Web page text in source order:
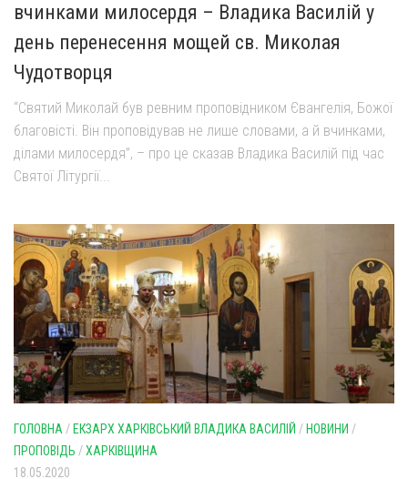
вчинками милосердя – Владика Василій у
день перенесення мощей св. Миколая
Чудотворця
“Святий Миколай був ревним проповідником Євангелія, Божої
благовісті. Він проповідував не лише словами, а й вчинками,
ділами милосердя”, – про це сказав Владика Василій під час
Святої Літургії...
ГОЛОВНА / ЕКЗАРХ ХАРКІВСЬКИЙ ВЛАДИКА ВАСИЛІЙ / НОВИНИ /
ПРОПОВІДЬ /ХАРКІВЩИНА
18.05.2020